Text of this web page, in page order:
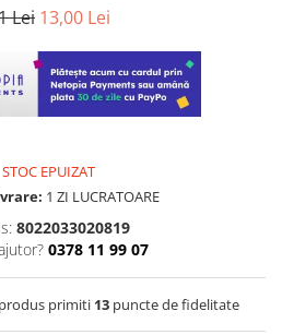
Lei 13,00 Lei
STOC EPUIZAT
1 ZI LUCRATOARE
8022033020819
0378 11 99 07
primiti 13puncte de fidelitate